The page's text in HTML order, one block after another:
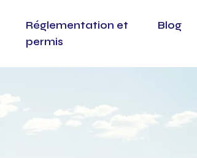
Réglementation et
permis
Blog